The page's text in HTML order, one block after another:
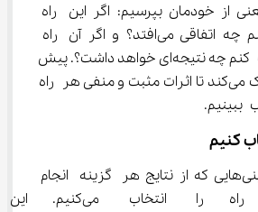
از خودمان بپرسیم: اگر این راه
حل را انتخاب کنم چه اتفاقی می‌افتد؟ و اگر آن راه
حل دیگر را انتخاب کنم چه نتیجه‌ای خواهد داشت؟. پیش
بینی نتایج به ما کمک می‌کند تا اثرات مثبت و منفی هر راه
ببینیم.
کنیم
با توجه به پیش بینی‌هایی که از نتایج هر گزینه انجام
دادیم، بهترین راه را